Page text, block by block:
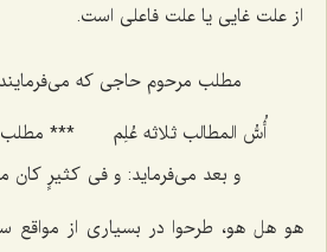
از علت غایى یا علت فاعلى است.
مطلب مرحوم حاجى كه
أُسُّ المطالب ثلاثه عُلِم‌
***
و بعد مى‌فرماید: و فى كثیرٍ كان
هو هل هو، طرحوا در بسیارى از مواقع